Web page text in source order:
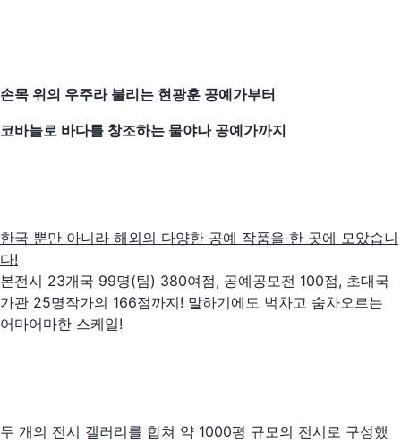
손목 위의 우주라 불리는 현광훈 공예가부터
코바늘로 바다를 창조하는 물야나 공예가까지
한국 뿐만 아니라 해외의 다양한 공예 작품을 한 곳에 모았습니
다!
본전시 23개국 99명(팀) 380여점, 공예공모전 100점, 초대국
가관 25명작가의 166점까지! 말하기에도 벅차고 숨차오르는
어마어마한 스케일!
두 개의 전시 갤러리를 합쳐 약 1000평 규모의 전시로 구성했